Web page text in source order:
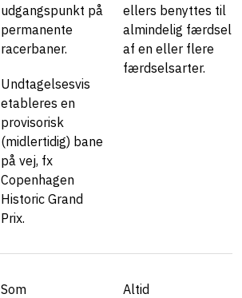
udgangspunkt på
permanente
racerbaner.
Undtagelsesvis
etableres en
provisorisk
(midlertidig) bane
på vej, fx
Copenhagen
Historic Grand
Prix.
ellers benyttes til
almindelig færdsel
af en eller flere
færdselsarter.
Som
Altid